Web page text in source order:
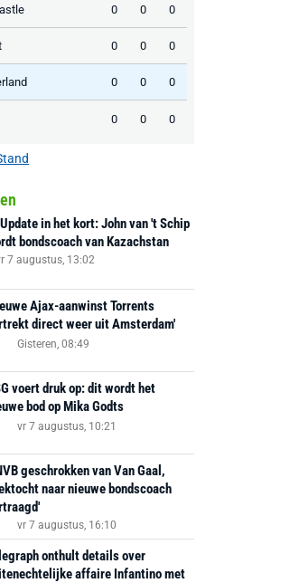
0 0 0
0 0 0
0 0 0
0 0 0
in het kort: John van 't Schip
bondscoach van Kazachstan
7 augustus, 13:02
Ajax-aanwinst Torrents
direct weer uit Amsterdam'
Gisteren, 08:49
voert druk op: dit wordt het
bod op Mika Godts
vr 7 augustus, 10:21
geschrokken van Van Gaal,
naar nieuwe bondscoach
vr 7 augustus, 16:10
onthult details over
affaire Infantino met